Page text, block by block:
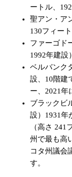
ートル、
聖アン・ア
130フィー
ファーゴド
1992年建設）
ベルバンク
設、10階建
ー、2021年
ブラックビ
設）1931年
（高さ 241
州で最も高
コタ州議会
す。